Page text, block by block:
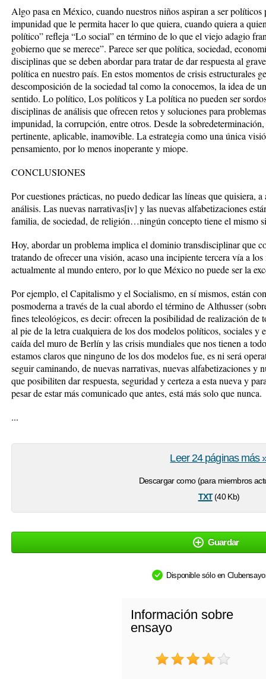
Algo pasa en México, cuando nuestros niños aspiran a ser
impunidad que le permita hacer lo que quiera, cuando quiera a
político” refleja “Lo social” en término de lo que el viejo adagio
gobierno que se merece”. Parece ser que política, sociedad,
disciplinas que se deben abordar para tratar de dar respuesta al
política en nuestro país. En estos momentos de crisis estructurales
descomposición de la sociedad tal como la conocemos, la idea de
sentido. Lo político, Los políticos y La política no pueden ser
disciplinas de análisis que ofrecen retos y soluciones para
impunidad, la corrupción, entre otros. Desde la
pertinente, aplicable, inamovible. La estrategia como una única
pensamiento, por lo menos inoperante y miope.
CONCLUSIONES
Por cuestiones prácticas, no puedo dedicar las líneas que quisiera,
análisis. Las nuevas narrativas[iv] y las nuevas alfabetizaciones
familia, de sociedad, de religión…ningún concepto tiene el mismo
Hoy, abordar un problema implica el dominio transdisciplinar que
tratando de ofrecer una visión, acaso una incipiente tercera vía a
actualmente al mundo entero, por lo que México no puede ser la
Por ejemplo, el Capitalismo y el Socialismo, en sí mismos, están
posmoderna a través de la cual abordo el término de Althusser
fines teleológicos, es decir: ofrecen la posibilidad de realización de
al pie de la letra cualquiera de los dos modelos políticos, sociales y
caída del muro de Berlín y las crisis mundiales que nos tienen a
estamos claros que ninguno de los dos modelos fue, es ni será
seguir caminando, de nuevas narrativas, nuevas alfabetizaciones y
que posibiliten dar respuesta, seguridad y certeza a esta nueva y
pesar de estar más comunicado que antes, está más solo que nunca.
...
Descargar como (para miembros
txt(40 Kb)
Leer 24 páginas más
Guardar
Disponible sólo en
Información sobre
ensayo